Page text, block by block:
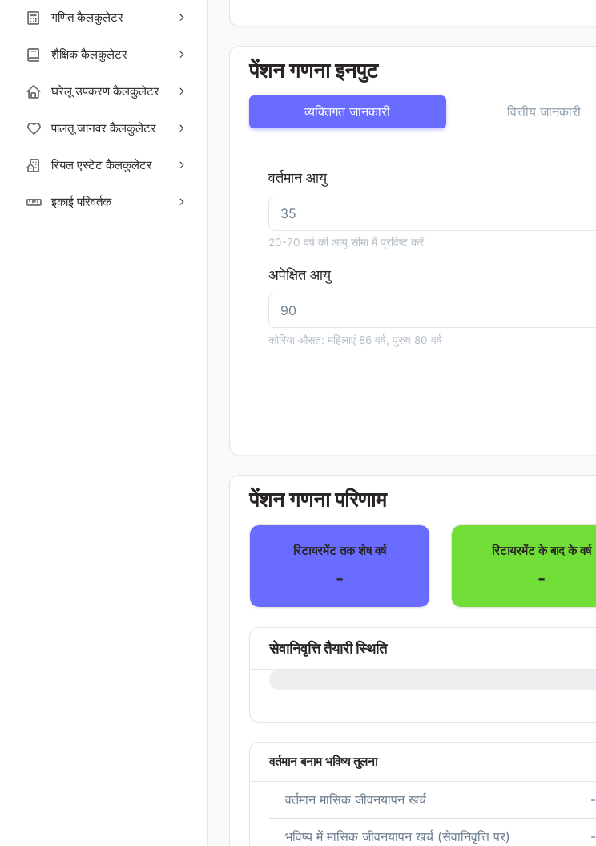
गणित कैलकुलेटर
शैक्षिक कैलकुलेटर
घरेलू उपकरण कैलकुलेटर
पालतू जानवर कैलकुलेटर
रियल एस्टेट कैलकुलेटर
इकाई परिवर्तक
पेंशन गणना इनपुट
व्यक्तिगत जानकारी वित्तीय जानकारी
वर्तमान आयु
20-70 वर्ष की आयु सीमा में प्रविष्ट करें
अपेक्षित आयु
कोरिया औसत: महिलाएं 86 वर्ष, पुरुष 80 वर्ष
पेंशन गणना परिणाम
रिटायरमेंट तक शेष वर्ष
-
रिटायरमेंट के बाद के वर्ष
-
सेवानिवृत्ति तैयारी स्थिति
वर्तमान बनाम भविष्य तुलना
वर्तमान मासिक जीवनयापन खर्च -
भविष्य में मासिक जीवनयापन खर्च (सेवानिवृत्ति पर) -